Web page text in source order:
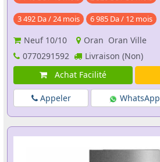
3 492 Da / 24 mois 6 985 Da / 12 mois
Neuf 10/10 Oran Oran Ville
0770291592
Livraison (Non)
Achat Facilité
Appeler WhatsApp